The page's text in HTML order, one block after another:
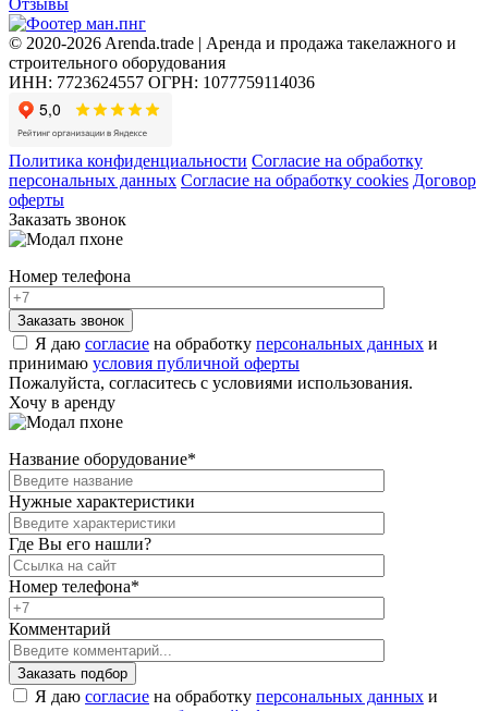
© 2020-2026 Arenda.trade | Аренда и продажа такелажного и
строительного оборудования
ИНН: 7723624557 ОГРН: 1077759114036
Политика конфиденциальности Согласие на обработку
персональных данных Согласие на обработку cookies Договор
оферты
Заказать звонок
Номер телефона
Я даю согласие на обработку персональных данных и
принимаю условия публичной оферты
Пожалуйста, согласитесь с условиями использования.
Хочу в аренду
Название оборудование*
Нужные характеристики
Где Вы его нашли?
Номер телефона*
Комментарий
Я даю согласие на обработку персональных данных и